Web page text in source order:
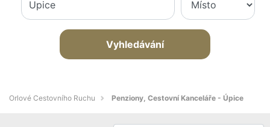
Vyhledávání
Orlové Cestovního Ruchu Penziony, Cestovní Kanceláře - Úpice